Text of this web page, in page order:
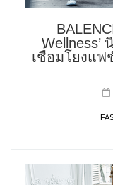
Wellness’
เชื่อมโยงแฟ